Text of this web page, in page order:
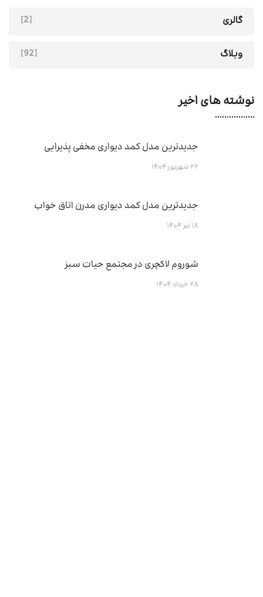
گالری [2]
وبلاگ [92]
نوشته های اخیر
جدیدترین مدل کمد دیواری مخفی پذیرایی
۲۲ شهریور ۱۴۰۴
جدیدترین مدل کمد دیواری مدرن اتاق خواب
۱۸ تیر ۱۴۰۴
شوروم لاکچری در مجتمع حیات سبز
۲۸ خرداد ۱۴۰۴